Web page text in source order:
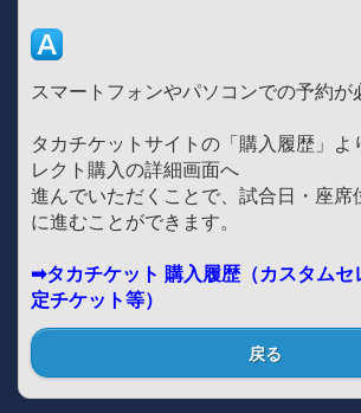
スマートフォンやパソコンでの予約が
タカチケットサイトの「購入履歴」よ
レクト購入の詳細画面へ
進んでいただくことで、試合日・座席
に進むことができます。
➡タカチケット 購入履歴（カスタムセ
定チケット等）
戻る